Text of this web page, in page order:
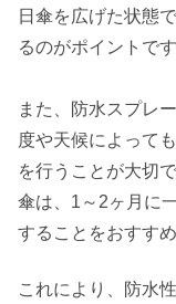
日傘を広げた状態
るのがポイントです
また、防水スプレ
度や天候によって
を行うことが大切
傘は、1～2ヶ月に
することをおすすめ
これにより、防水